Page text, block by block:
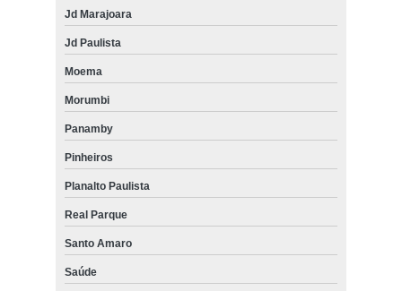
Jd Marajoara
Jd Paulista
Moema
Morumbi
Panamby
Pinheiros
Planalto Paulista
Real Parque
Santo Amaro
Saúde